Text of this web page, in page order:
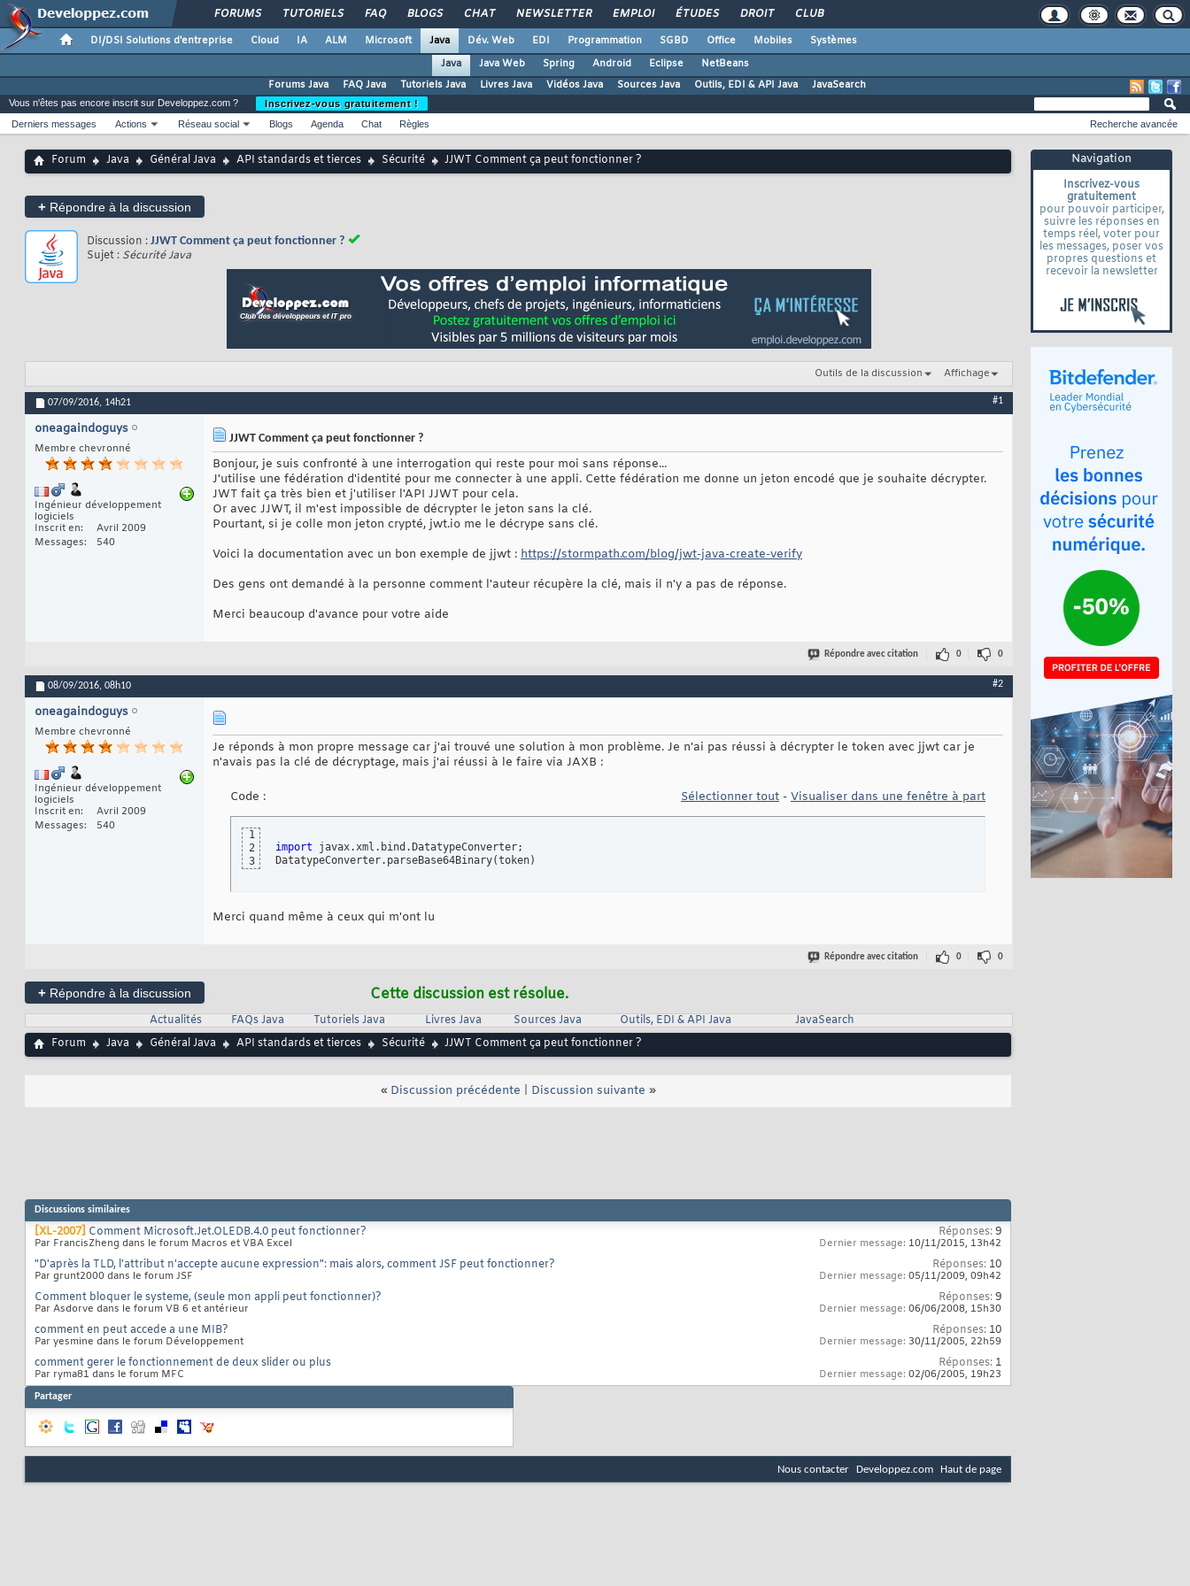
FORUMS TUTORIELS FAQ BLOGS CHAT NEWSLETTER EMPLOI ÉTUDES DROIT CLUB
DI/DSI Solutions d'entreprise Cloud IA ALM Microsoft Java Dév. Web EDI Programmation SGBD Office Mobiles
Systèmes
Java
Java Web Spring Android Eclipse
NetBeans
Forums Java
FAQ Java Tutoriels Java Livres Java Vidéos Java Sources Java Outils, EDI & API Java JavaSearch
Navigation
Inscrivez-vous
gratuitement
pour pouvoir participer,
suivre les réponses en
temps réel, voter pour
les messages, poser vos
propres questions et
recevoir la newsletter
Vous n'êtes pas encore inscrit sur Developpez.com ?
Inscrivez-vous gratuitement !
Derniers messages
Actions Réseau social Blogs Agenda Chat Règles Recherche avancée
Forum Java Général Java API standards et tierces Sécurité JJWT Comment ça peut fonctionner ?
+ Répondre à la discussion
Discussion : JJWT Comment ça peut fonctionner ?
Sujet : Sécurité Java
Outils de la discussion Affichage
07/09/2016, 14h21 #1
oneagaindoguys
Membre chevronné
Ingénieur développement
logiciels
Inscrit en
Avril 2009
Messages
540
JJWT Comment ça peut fonctionner ?
Bonjour, je suis confronté à une interrogation qui reste pour moi sans réponse...
J'utilise une fédération d'identité pour me connecter à une appli. Cette fédération me donne un jeton encodé que je souhaite décrypter.
JWT fait ça très bien et j'utiliser l'API JJWT pour cela.
Or avec JJWT, il m'est impossible de décrypter le jeton sans la clé.
Pourtant, si je colle mon jeton crypté, jwt.io me le décrype sans clé.
Voici la documentation avec un bon exemple de jjwt : https://stormpath.com/blog/jwt-java-create-verify
Des gens ont demandé à la personne comment l'auteur récupère la clé, mais il n'y a pas de réponse.
Merci beaucoup d'avance pour votre aide
Répondre avec citation 0 0
08/09/2016, 08h10 #2
oneagaindoguys
Membre chevronné
Ingénieur développement
logiciels
Inscrit en
Avril 2009
Messages
540
Je réponds à mon propre message car j'ai trouvé une solution à mon problème. Je n'ai pas réussi à décrypter le token avec jjwt car je
n'avais pas la clé de décryptage, mais j'ai réussi à le faire via JAXB :
Code : Sélectionner tout - Visualiser dans une fenêtre à part
1
2
3
import javax.xml.bind.DatatypeConverter;
DatatypeConverter.parseBase64Binary(token)
Merci quand même à ceux qui m'ont lu
Répondre avec citation 0 0
+ Répondre à la discussion Cette discussion est résolue.
Actualités FAQs Java Tutoriels Java Livres Java Sources Java Outils, EDI & API Java
JavaSearch
Forum
Java Général Java API standards et tierces Sécurité JJWT Comment ça peut fonctionner ?
« Discussion précédente Discussion suivante »
Discussions similaires
[XL-2007] Comment Microsoft.Jet.OLEDB.4.0 peut fonctionner?
Par FrancisZheng dans le forum Macros et VBA Excel
Réponses:9
Dernier message: 10/11/2015, 13h42
"D'après la TLD, l'attribut n'accepte aucune expression": mais alors, comment JSF peut fonctionner?
Par grunt2000 dans le forum JSF
Réponses: 10
Dernier message: 05/11/2009, 09h42
Comment bloquer le systeme, (seule mon appli peut fonctionner)?
Par Asdorve dans le forum VB 6 et antérieur
Réponses:9
Dernier message: 06/06/2008, 15h30
comment en peut accede a une MIB?
Par yesmine dans le forum Développement
Réponses: 10
Dernier message: 30/11/2005, 22h59
comment gerer le fonctionnement de deux slider ou plus
Par ryma81 dans le forum MFC
Réponses: 1
Dernier message: 02/06/2005, 19h23
Partager
Nous contacter Developpez.com Haut de page